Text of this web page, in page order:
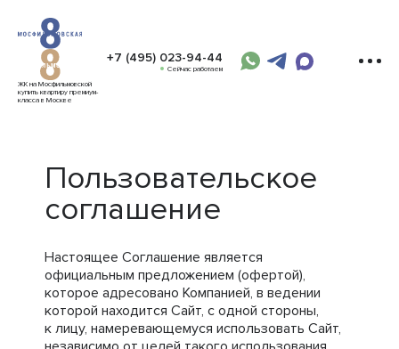
ЖК на Мосфильмовской
купить квартиру премиум-
класса в Москве
+7 (495) 023-94-44
Сейчас работаем
Пользовательское
соглашение
Настоящее Соглашение является
официальным предложением (офертой),
которое адресовано Компанией, в ведении
которой находится Сайт, с одной стороны,
к лицу, намеревающемуся использовать Сайт,